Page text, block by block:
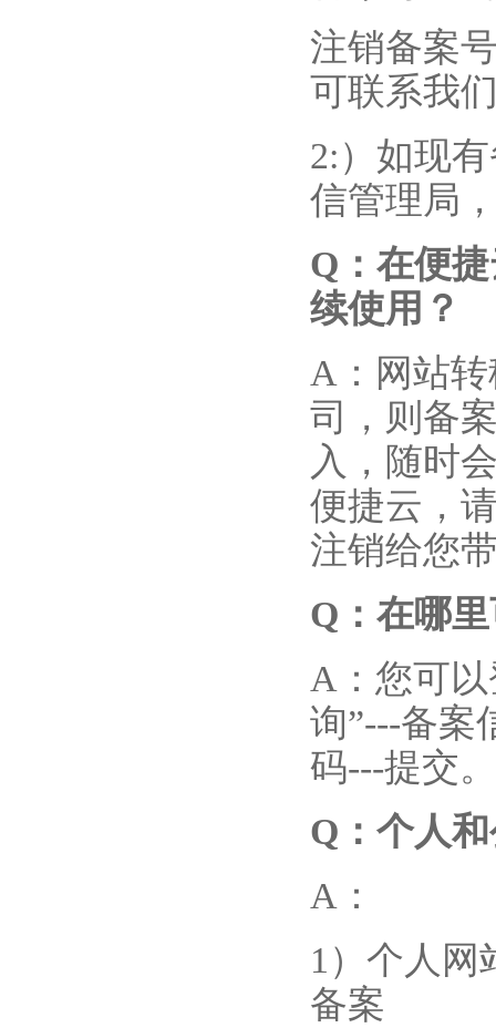
注销备案
可联系我
2:）如现
信管理局
Q ：在便
续使用？
A：网站
司，则备
入，随时
便捷云，
注销给您
Q ：在哪
A：您可
询”---备案
码---提交。
Q ：个人
A：
1）个人网
备案